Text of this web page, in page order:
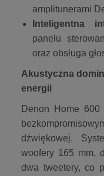
amplitunerami
Inteligentna
panelu
oraz obsługa
Akustyczna
energii
Denon Home
dźwiękowej.
woofery 165 mm,
dwa tweetery, co